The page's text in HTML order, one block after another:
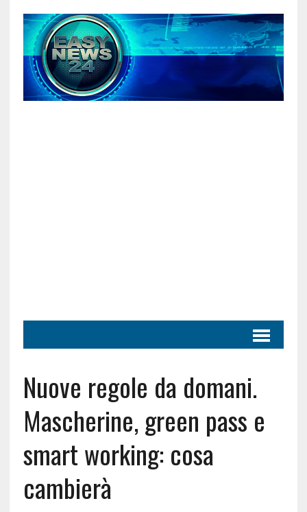
Nuove regole da domani.
Mascherine, green pass e
smart working: cosa
cambierà